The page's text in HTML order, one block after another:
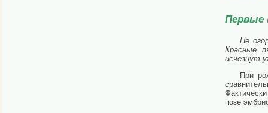
Первые
Не
Красные
исчезнут
При
позе